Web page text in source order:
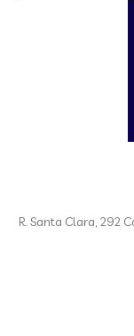
R. Santa Clara, 292